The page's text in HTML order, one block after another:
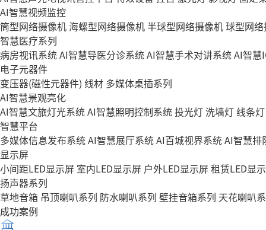
AI智慧视频监控
筒型网络摄像机 海螺型网络摄像机半球型网络摄像机球型网
智慧医疗系列
病房视讯系统AI智慧导医分诊系统AI智慧手术对讲系统AI智慧
电子元器件
变压器(磁性元器件) 线材 多媒体桌插系列
AI智慧景观亮化
AI智慧文旅灯光系统AI智慧照明控制系统投光灯洗墙灯线条灯
智慧平台
多媒体信息发布系统AI智慧展厅系统AI百城视界系统AI智慧排
显示屏
小间距LED显示屏 室内LED显示屏 户外LED显示屏租赁LED显
扬声器系列
草地音箱 吊顶喇叭系列 防水喇叭系列 壁挂音箱系列 天花喇叭
成功案例